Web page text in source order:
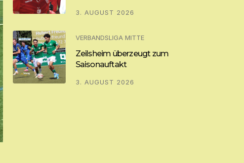
3. AUGUST 2026
VERBANDSLIGA MITTE
Zeilsheim überzeugt zum
Saisonauftakt
3. AUGUST 2026